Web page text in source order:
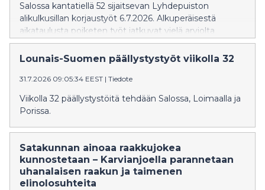
Salossa kantatiellä 52 sijaitsevan Lyhdepuiston
alikulkusillan korjaustyöt 6.7.2026. Alkuperäisestä
aikataulusta poiketen työt jatkuvat vielä arviolta
elokuun loppuun saakka. Korjaustöiden aikana toinen
ajokaista on poissa käytöstä ja liikenne on ohjattu
aiheutuu haittaa liikenteelle.
Lounais-Suomen päällystystyöt viikolla 32
31.7.2026 09:05:34 EEST | Tiedote
Viikolla 32 päällystystöitä tehdään Salossa, Loimaalla ja
Porissa.
Satakunnan ainoaa raakkujokea
kunnostetaan – Karvianjoella parannetaan
uhanalaisen raakun ja taimenen
elinolosuhteita